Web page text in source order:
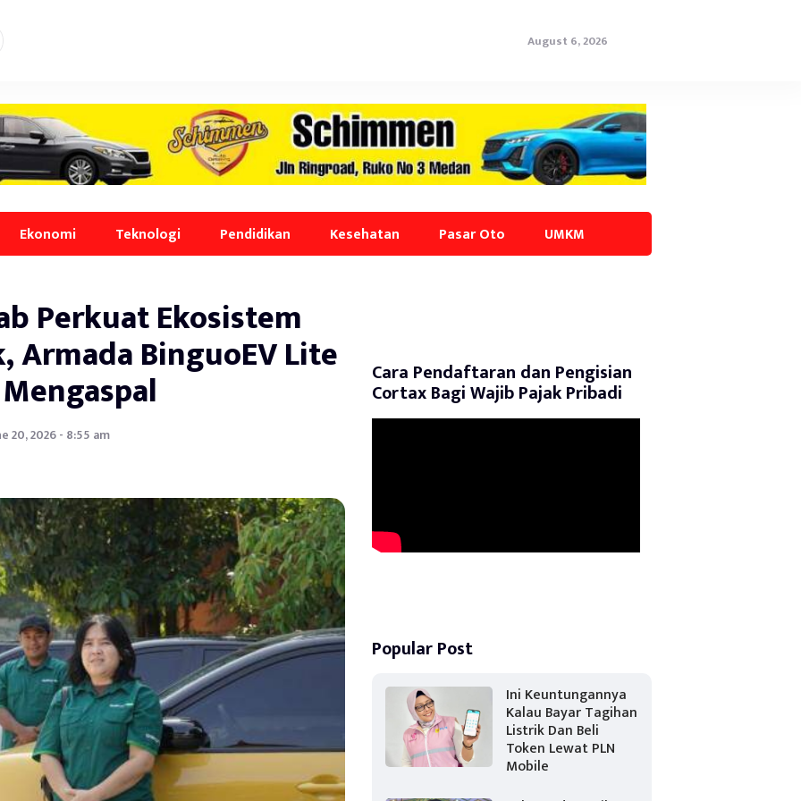
August 6, 2026
Ekonomi Teknologi Pendidikan Kesehatan Pasar Oto UMKM
Perkuat Ekosistem
Armada BinguoEV Lite
20, 2026 - 8:55 am
Cara Pendaftaran dan Pengisian
Cortax Bagi Wajib Pajak Pribadi
Popular Post
Ini Keuntungannya
Kalau Bayar Tagihan
Listrik Dan Beli
Token Lewat PLN
Mobile